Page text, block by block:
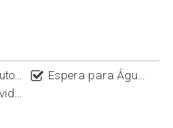
Espera para Água Quente